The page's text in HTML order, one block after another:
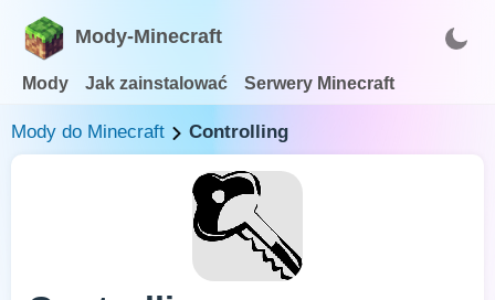
Mody-Minecraft
Mody Jak zainstalować Serwery Minecraft
Mody do Minecraft Controlling